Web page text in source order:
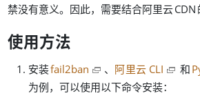
禁没有意义。 因此， 需要结合阿里云CDN
使用方法
安装fail2ban 、 阿里云 CLI 和
为例，可以使用以下命令安装：